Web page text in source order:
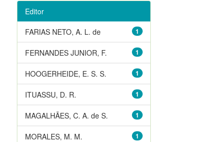
Editor
1
FARIAS NETO, A. L. de
1
FERNANDES JUNIOR, F.
1
HOOGERHEIDE, E. S. S.
1
ITUASSU, D. R.
1
MAGALHÃES, C. A. de S.
1
MORALES, M. M.